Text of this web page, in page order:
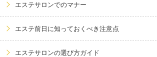
エステサロンでのマナー
エステ前日に知っておくべき注意点
エステサロンの選び方ガイド